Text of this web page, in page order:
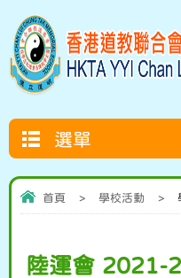
選單
首頁 > 學校活動 >
陸運會 2021-